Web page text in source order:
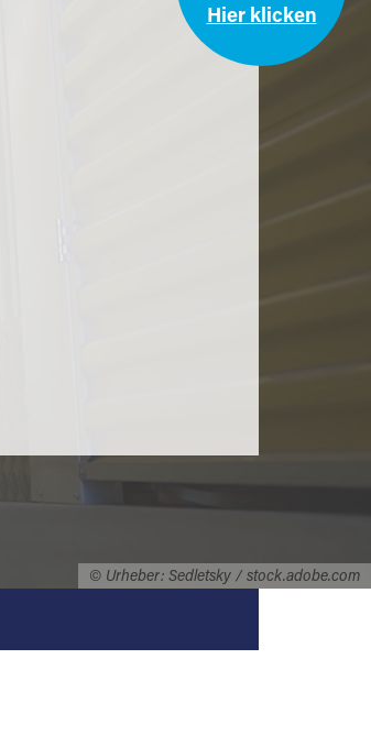
© Urheber: Sedletsky / stock.adobe.com
Hier klicken